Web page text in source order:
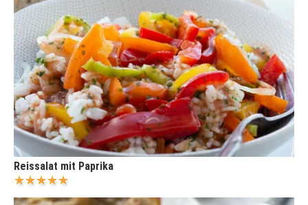
Reissalat mit Paprika